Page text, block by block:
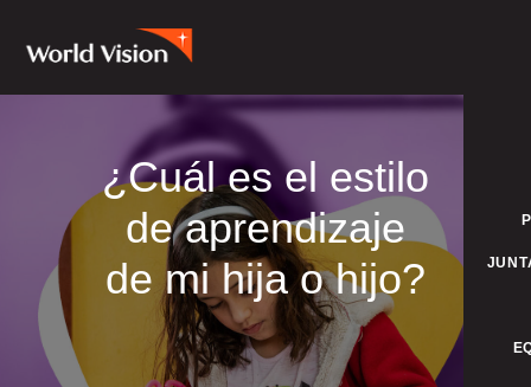
¿Cuál es el estilo
de aprendizaje
de mi hija o hijo?